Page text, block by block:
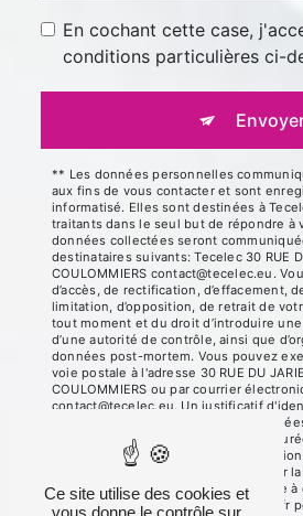
En cochant cette case,
conditions particulières ci-
** Les données personnelles
aux fins de vous contacter et sont
informatisé. Elles sont destinées à
traitants dans le seul but de répondre à
données collectées seront
destinataires suivants: Tecelec 30 RUE
COULOMMIERS contact@tecelec.eu.
d’accès, de rectification, d’effacement,
limitation, d’opposition, de retrait de
tout moment et du droit d’introduire
d’une autorité de contrôle, ainsi que
données post-mortem. Vous pouvez
voie postale à l'adresse 30 RUE DU
COULOMMIERS ou par courrier
contact@tecelec.eu. Un justificatif
demandé. Nous conservons vos
de prise de contact puis pendant la
légale aux fins probatoires et de
Vous avez le droit de vous inscrire sur
démarchage téléphonique, disponible à
Bloctel.gouv.fr . Consultez le site cnil.fr
Ce site utilise des cookies et
vous donne le contrôle sur